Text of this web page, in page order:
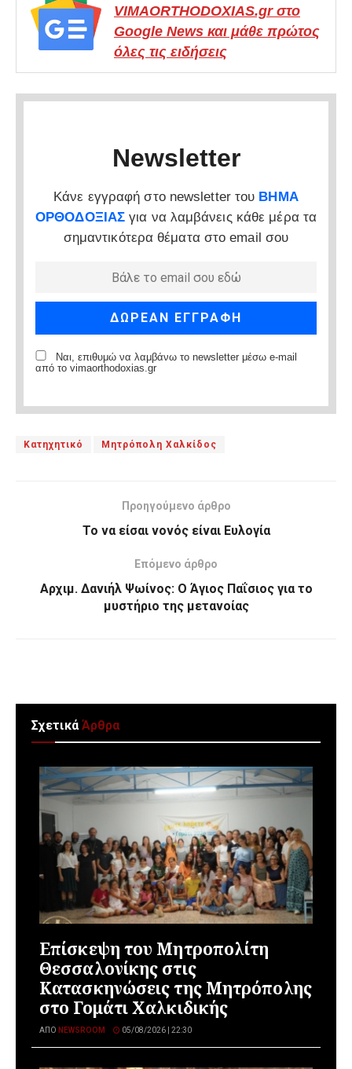
VIMAORTHODOXIAS.gr στο
Google News και μάθε πρώτος
όλες τις ειδήσεις
Newsletter
Κάνε εγγραφή στο newsletter του ΒΗΜΑ
ΟΡΘΟΔΟΞΙΑΣ για να λαμβάνεις κάθε μέρα τα
σημαντικότερα θέματα στο email σου
Ναι, επιθυμώ να λαμβάνω το newsletter μέσω e-mail
από το vimaorthodoxias.gr
Κατηχητικό Μητρόπολη Χαλκίδος
Προηγούμενο άρθρο
Το να είσαι νονός είναι Ευλογία
Επόμενο άρθρο
Αρχιμ. Δανιήλ Ψωίνος: Ο Άγιος Παΐσιος για το
μυστήριο της μετανοίας
ΣχετικάΆρθρα
Επίσκεψη του Μητροπολίτη
Θεσσαλονίκης στις
Κατασκηνώσεις της Μητρόπολης
στο Γομάτι Χαλκιδικής
ΑΠΌ NEWSROOM 05/08/2026 | 22:30